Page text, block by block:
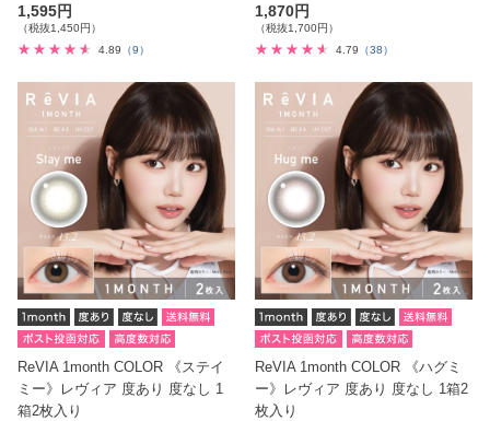
1,595円
（税抜1,450円）
4.89 （9）
1,870円
（税抜1,700円）
4.79
（38）
ReVIA 1month COLOR 《ステイ
ミー》レヴィア 度あり 度なし 1
箱2枚入り
ReVIA 1month COLOR 《ハグミ
ー》レヴィア 度あり 度なし 1箱2
枚入り